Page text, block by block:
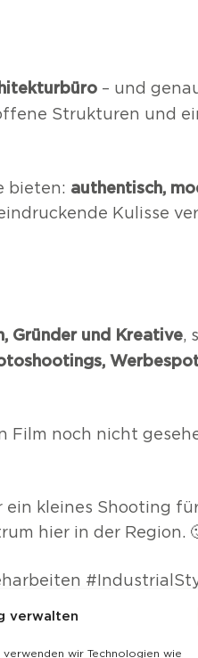
verwalten
wir Technologien wie
– und
Strukturen und
bieten: authentisch,
Kulisse
Gründer und Kreative,
noch nicht
kleines Shooting
hier in der Region.